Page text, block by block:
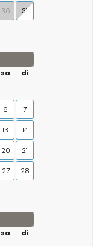
30 31
sa di
6 7
13 14
20 21
27 28
sa di